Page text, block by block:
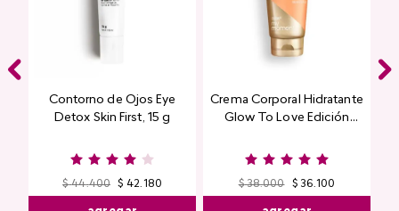
Contorno de Ojos Eye
Detox Skin First, 15 g
$ 44.400 $ 42.180
Crema Corporal Hidratante
Glow To Love Edición
$ 38.000 $ 36.100